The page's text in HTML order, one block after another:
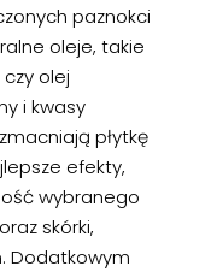
paznokci
oleje, takie
olej
i kwasy
płytkę
efekty,
wybranego
skórki,
Dodatkowym